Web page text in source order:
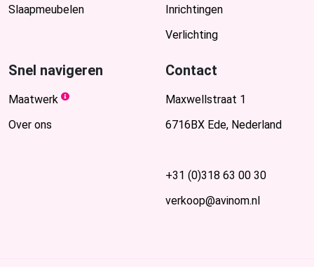
Slaapmeubelen
Inrichtingen
Verlichting
Snel navigeren
Maatwerk
Over ons
Contact
Maxwellstraat 1
6716BX Ede, Nederland
+31 (0)318 63 00 30
verkoop@avinom.nl